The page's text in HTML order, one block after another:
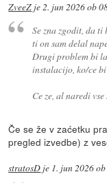
ZveeZ je2. jun 2026 ob
Se zna zgodit, da
ti on sam delal
Drugi problem bi
instalacijo, ko/ce
Ce ze, al naredi
Če se že v zaćetku
pregled izvedbe) z
stratosD je 1. jun 2026